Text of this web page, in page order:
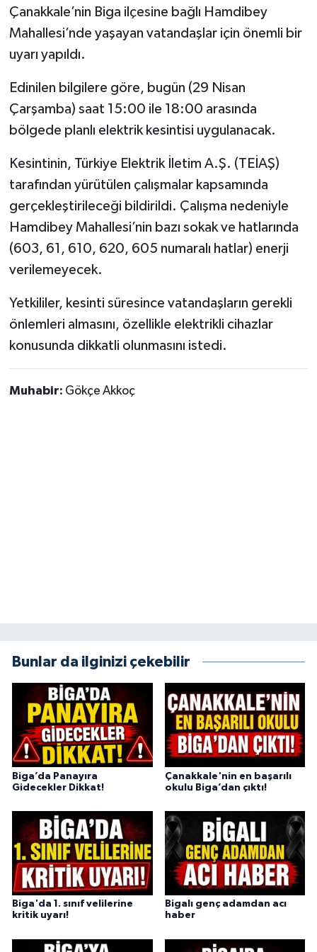
Çanakkale’nin Biga ilçesine bağlı Hamdibey
Mahallesi’nde yaşayan vatandaşlar için önemli bir
uyarı yapıldı.
Edinilen bilgilere göre, bugün (29 Nisan
Çarşamba) saat 15:00 ile 18:00 arasında
bölgede planlı elektrik kesintisi uygulanacak.
Kesintinin, Türkiye Elektrik İletim A.Ş. (TEİAŞ)
tarafından yürütülen çalışmalar kapsamında
gerçekleştirileceği bildirildi. Çalışma nedeniyle
Hamdibey Mahallesi’nin bazı sokak ve hatlarında
(603, 61, 610, 620, 605 numaralı hatlar) enerji
verilemeyecek.
Yetkililer, kesinti süresince vatandaşların gerekli
önlemleri almasını, özellikle elektrikli cihazlar
konusunda dikkatli olunmasını istedi.
Muhabir: Gökçe Akkoç
Bunlar da ilginizi çekebilir
Biga’da Panayıra
Gidecekler Dikkat!
Çanakkale'nin en başarılı
okulu Biga’dan çıktı!
Biga'da 1. sınıf velilerine
kritik uyarı!
Bigalı genç adamdan acı
haber
Siyaset
Tarım ve Ekonomi
Teknoloji
Ulusal
Yaşam